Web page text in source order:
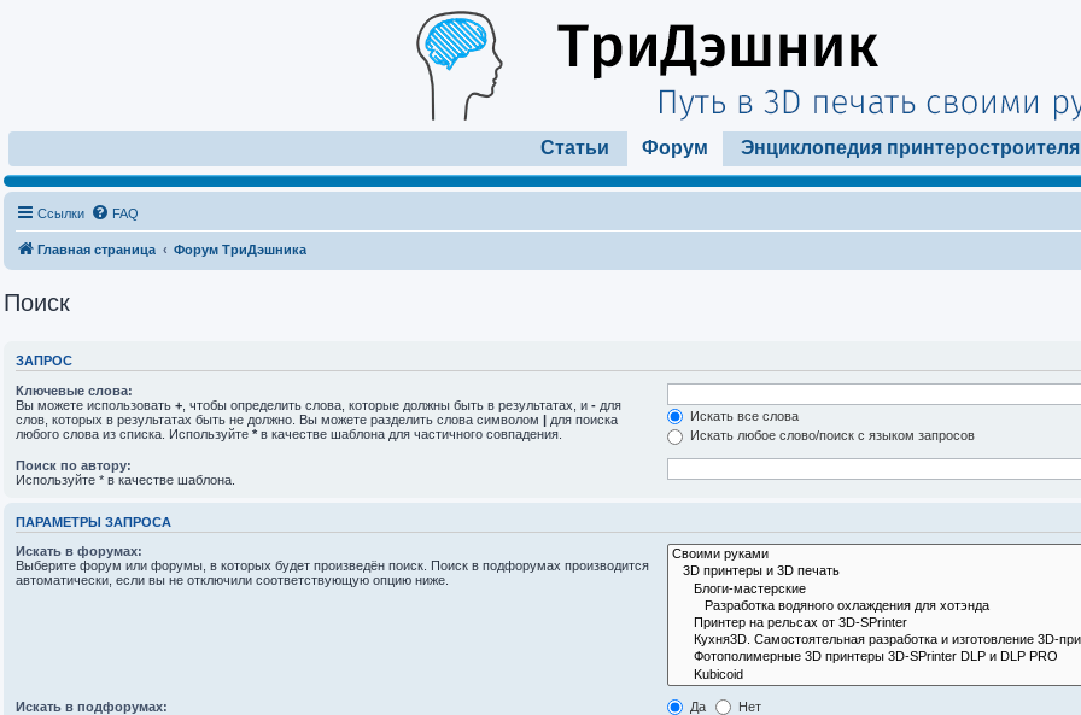
Статьи Форум Энциклопедия принтеростроителя
Ссылки FAQ
Главная страница Форум ТриДэшника
Поиск
ЗАПРОС
Ключевые слова:
Вы можете использовать + , чтобы определить слова, которые должны быть в результатах, и - для
слов, которых в результатах быть не должно. Вы можете разделить слова символом | для поиска
любого слова из списка. Используйте * в качестве шаблона для частичного совпадения.
Искать все слова
Искать любое слово/поиск с языком запросов
Поиск по автору:
Используйте * в качестве шаблона.
ПАРАМЕТРЫ ЗАПРОСА
Искать в форумах:
Выберите форум или форумы, в которых будет произведён поиск. Поиск в подфорумах производится
автоматически, если вы не отключили соответствующую опцию ниже.
Искать в подфорумах: Да Нет